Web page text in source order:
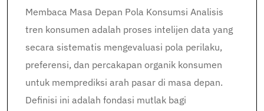
Membaca Masa Depan Pola Konsumsi Analisis
tren konsumen adalah proses intelijen data yang
secara sistematis mengevaluasi pola perilaku,
preferensi, dan percakapan organik konsumen
untuk memprediksi arah pasar di masa depan.
Definisi ini adalah fondasi mutlak bagi